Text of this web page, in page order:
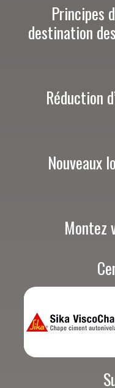
Principes
destination
Réduction
Nouveaux
Montez